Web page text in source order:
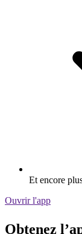
Et encore
Ouvrir l'app
Obtenez